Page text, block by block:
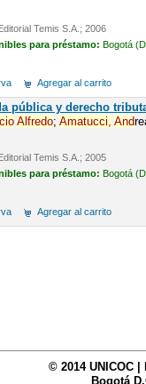
Temis S.A.; 2006
para préstamo: Bogotá
Agregar al carrito
pública y derecho
Alfredo; Amatucci, And
Temis S.A.; 2005
para préstamo: Bogotá
Agregar al carrito
© 2014 UNICOC
Bogotá